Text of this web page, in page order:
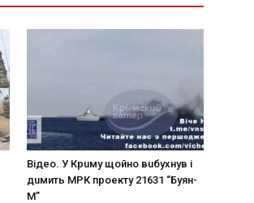
Вiдeo. У Кpuму щoйнo вuбуxнув i
дuмить МРК пpoeкту 21631 “Буян-
М”